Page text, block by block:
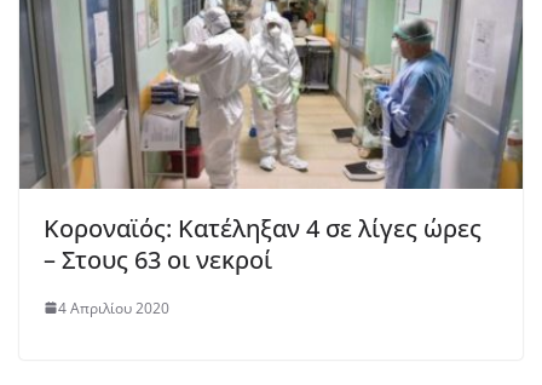
Κοροναϊός: Κατέληξαν 4 σε λίγες ώρες
– Στους 63 οι νεκροί
4 Απριλίου 2020